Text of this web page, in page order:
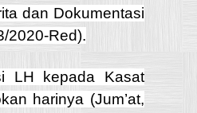
dan Dokumentasi
2020-Red).
LH kepada Kasat
harinya (Jum’at,